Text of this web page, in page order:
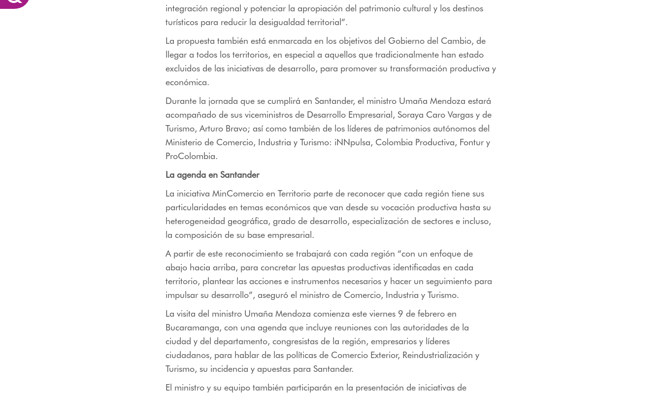
integración regional y potenciar la apropiación del patrimonio cultural y los destinos
turísticos para reducir la desigualdad territorial”.
La propuesta también está enmarcada en los objetivos del Gobierno del Cambio, de
llegar a todos los territorios, en especial a aquellos que tradicionalmente han estado
excluidos de las iniciativas de desarrollo, para promover su transformación productiva y
económica.
Durante la jornada que se cumplirá en Santander, el ministro Umaña Mendoza estará
acompañado de sus viceministros de Desarrollo Empresarial, Soraya Caro Vargas y de
Turismo, Arturo Bravo; así como también de los líderes de patrimonios autónomos del
Ministerio de Comercio, Industria y Turismo: iNNpulsa, Colombia Productiva, Fontur y
ProColombia.
La agenda en Santander
La iniciativa MinComercio en Territorio parte de reconocer que cada región tiene sus
particularidades en temas económicos que van desde su vocación productiva hasta su
heterogeneidad geográfica, grado de desarrollo, especialización de sectores e incluso,
la composición de su base empresarial.
A partir de este reconocimiento se trabajará con cada región “con un enfoque de
abajo hacia arriba, para concretar las apuestas productivas identificadas en cada
territorio, plantear las acciones e instrumentos necesarios y hacer un seguimiento para
impulsar su desarrollo”, aseguró el ministro de Comercio, Industria y Turismo.
La visita del ministro Umaña Mendoza comienza este viernes 9 de febrero en
Bucaramanga, con una agenda que incluye reuniones con las autoridades de la
ciudad y del departamento, congresistas de la región, empresarios y líderes
ciudadanos, para hablar de las políticas de Comercio Exterior, Reindustrialización y
Turismo, su incidencia y apuestas para Santander.
El ministro y su equipo también participarán en la presentación de iniciativas de